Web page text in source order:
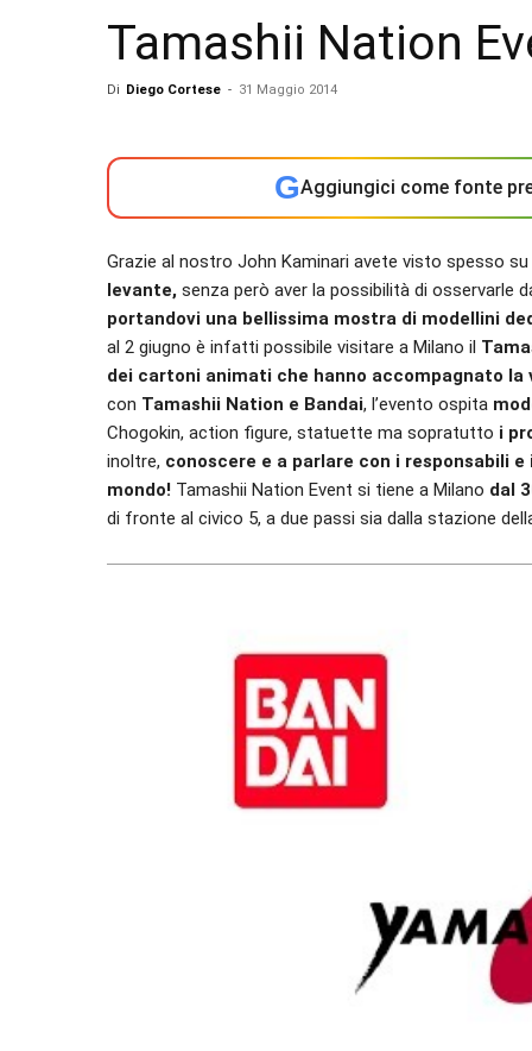
Tamashii Nation
Di Diego Cortese - 31 Maggio 2014
GAggiungici come fonte
Grazie al nostro John Kaminari avete visto spesso su
levante, senza però aver la possibilità di osservarle
portandovi una bellissima mostra di modellini
al 2 giugno è infatti possibile visitare a Milano il
dei cartoni animati che hanno accompagnato la
con Tamashii Nation e Bandai, l’evento ospita
Chogokin, action figure, statuette ma sopratutto i
inoltre, conoscere e a parlare con i responsabili
mondo! Tamashii Nation Event si tiene a Milano dal
di fronte al civico 5, a due passi sia dalla stazione